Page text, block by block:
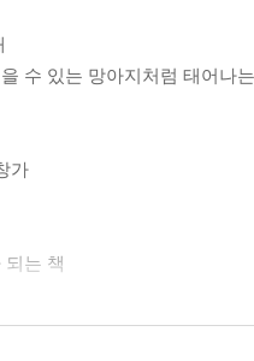
수 있는 망아지처럼 태어나
가
되는 책